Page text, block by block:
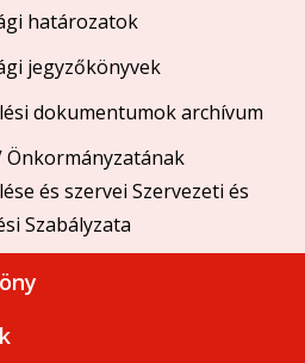
határozatok
jegyzőkönyvek
dokumentumok archívum
Önkormányzatának
és szervei Szervezeti és
Szabályzata